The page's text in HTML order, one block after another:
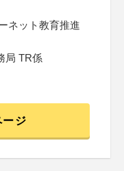
ネット教育推進
局 TR係
ジ